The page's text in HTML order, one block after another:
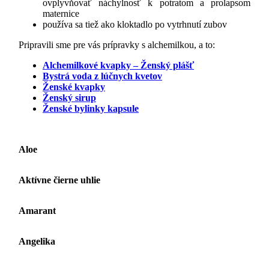
ovplyvňovať náchylnosť k potratom a prolapsom
maternice
používa sa tiež ako kloktadlo po vytrhnutí zubov
Pripravili sme pre vás prípravky s alchemilkou, a to:
Alchemilkové kvapky – Ženský plášť
Bystrá voda z lúčnych kvetov
Ženské kvapky
Ženský sirup
Ženské bylinky kapsule
Aloe
Aktívne čierne uhlie
Amarant
Angelika